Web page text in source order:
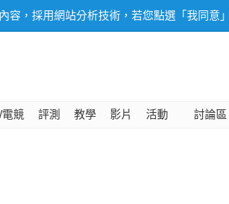
容，採用網站分析技術，若您點選「我同意
競 評測 教學 影片 活動 討論區